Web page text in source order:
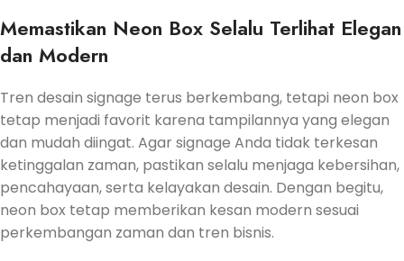
Memastikan Neon Box Selalu Terlihat Elegan
dan Modern
Tren desain signage terus berkembang, tetapi neon box
tetap menjadi favorit karena tampilannya yang elegan
dan mudah diingat. Agar signage Anda tidak terkesan
ketinggalan zaman, pastikan selalu menjaga kebersihan,
pencahayaan, serta kelayakan desain. Dengan begitu,
neon box tetap memberikan kesan modern sesuai
perkembangan zaman dan tren bisnis.